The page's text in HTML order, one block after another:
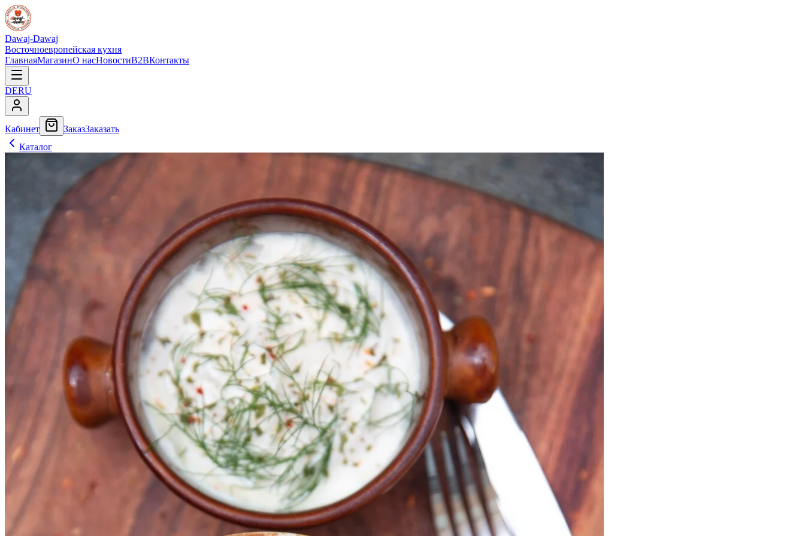
Dawaj-Dawaj
Восточноевропейская кухня
ГлавнаяМагазинО насНовостиB2BКонтакты
DERU
Кабинет ЗаказЗаказать
Каталог